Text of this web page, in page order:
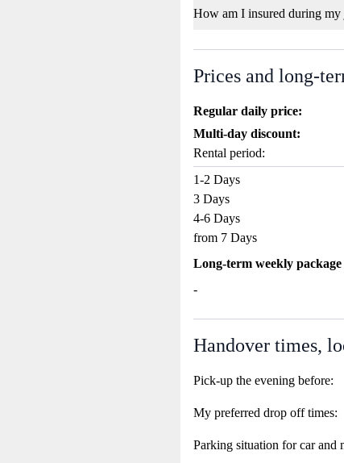
How am I insured during my
Prices and long-
Regular daily price:
Multi-day discount:
Rental period:
1-2 Days
3 Days
4-6 Days
from 7 Days
Long-term weekly package
-
Handover times,
Pick-up the evening before:
My preferred drop off times:
Parking situation for car and